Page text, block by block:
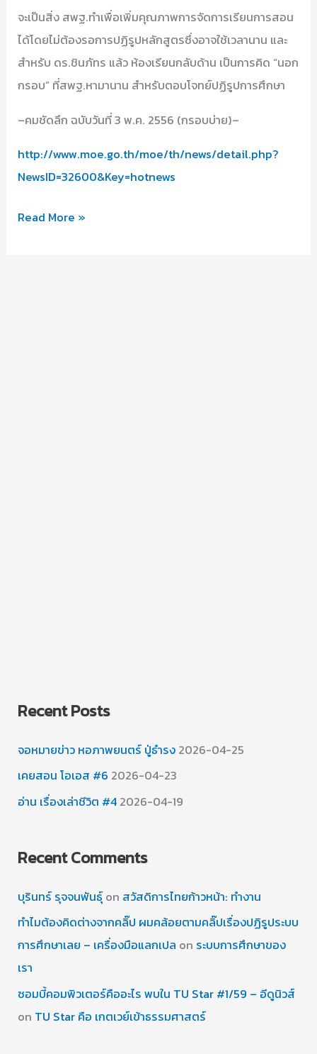
จะเป็นสิ่ง สพฐ.ทำเพื่อเพิ่มคุณภาพการจัดการเรียนการสอน
ได้โดยไม่ต้องรอการปฏิรูปหลักสูตรซึ่งอาจใช้เวลานาน และ
สำหรับ ดร.ชินภัทร แล้ว ห้องเรียนกลับด้าน เป็นการคิด “นอก
กรอบ” ที่สพฐ.หามานาน สำหรับตอบโจทย์ปฏิรูปการศึกษา
–คมชัดลึก ฉบับวันที่ 3 พ.ค. 2556 (กรอบบ่าย)–
http://www.moe.go.th/moe/th/news/detail.php?
NewsID=32600&Key=hotnews
“ห้องเรียน
Read More »
Recent Posts
จอหมายข่าว หอภาพยนตร์ ปู่ธำรง 2026-04-25
เคยสอน โอเอส #6 2026-04-23
อ่าน เรื่องเล่าชีวิต #4 2026-04-19
Recent Comments
บุรินทร์ รุจจนพันธุ์on สวัสดิการไทยก้าวหน้า: ทำงาน
ทำไมต้องคิดต่างจากคลิ๊ป ผมคล้อยตามคลิ๊ปเรื่องปฏิรูประบบ
การศึกษาเลย – เครื่องมือแลกเปล on ระบบการศึกษาของ
เรา
ซอมบี้คอมพิวเตอร์คืออะไร พบใน TU Star #1/59 – อีดูนิวส์
on TU Star คือ เกตเวย์เข้าธรรมศาสตร์